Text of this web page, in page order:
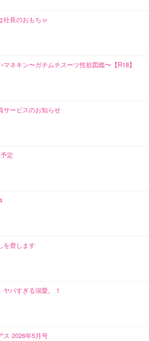
社長のおもちゃ
マネキン〜ガチムチスーツ性欲図鑑〜【R18】
サービスのお知らせ
定
を脅します
ヤバすぎる溺愛。 1
ス 2026年5月号